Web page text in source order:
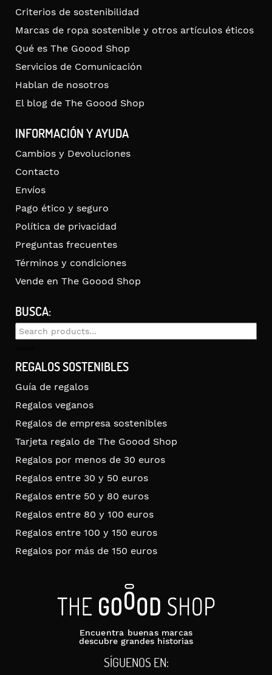
Criterios de sostenibilidad
Marcas de ropa sostenible y otros artículos éticos
Qué es The Goood Shop
Servicios de Comunicación
Hablan de nosotros
El blog de The Goood Shop
INFORMACIÓN Y AYUDA
Cambios y Devoluciones
Contacto
Envíos
Pago ético y seguro
Política de privacidad
Preguntas frecuentes
Términos y condiciones
Vende en The Goood Shop
BUSCA:
Search
REGALOS SOSTENIBLES
Guía de regalos
Regalos veganos
Regalos de empresa sostenibles
Tarjeta regalo de The Goood Shop
Regalos por menos de 30 euros
Regalos entre 30 y 50 euros
Regalos entre 50 y 80 euros
Regalos entre 80 y 100 euros
Regalos entre 100 y 150 euros
Regalos por más de 150 euros
Encuentra buenas marcas
descubre grandes historias
SÍGUENOS EN: